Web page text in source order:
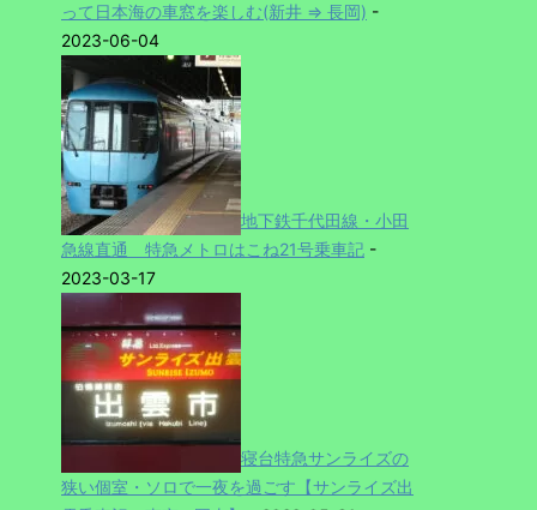
って日本海の車窓を楽しむ(新井 ⇒ 長岡) -
2023-06-04
地下鉄千代田線・小田
急線直通 特急メトロはこね21号乗車記 -
2023-03-17
寝台特急サンライズの
狭い個室・ソロで一夜を過ごす【サンライズ出